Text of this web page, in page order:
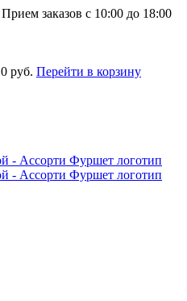
Прием заказов с 10:00 до 18:00
0 руб. Перейти в корзину